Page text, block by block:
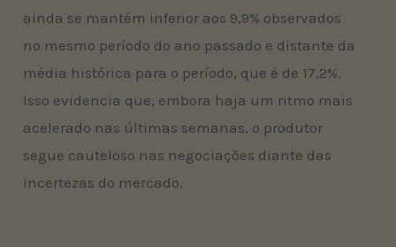
ainda se mantém inferior aos 9,9% observados
no mesmo período do ano passado e distante da
média histórica para o período, que é de 17,2%.
Isso evidencia que, embora haja um ritmo mais
acelerado nas últimas semanas, o produtor
segue cauteloso nas negociações diante das
incertezas do mercado.